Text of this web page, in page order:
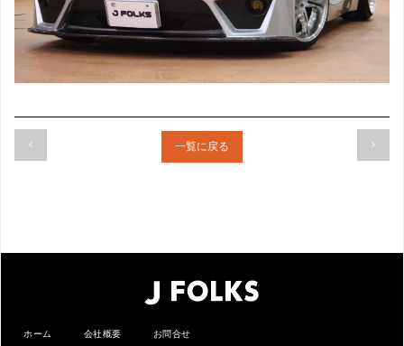
一覧に戻る
ホーム 会社概要 お問合せ